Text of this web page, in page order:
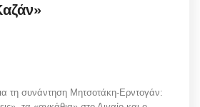
τη συνάντηση Μητσοτάκη-Ερντογάν: